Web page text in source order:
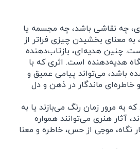
چه نقاشی باشد، چه مجسمه یا
معنای بخشیدن چیزی فراتر از
چنین هدیه‌ای، بازتاب‌دهنده
هدیه‌دهنده است. اثری که با
باشد، می‌تواند پیامی عمیق و
خاطره‌ای ماندگار در ذهن و دل
به مرور زمان رنگ می‌بازند یا به
آثار هنری می‌توانند همواره
نگاه، موجی از حس، خاطره و معنا